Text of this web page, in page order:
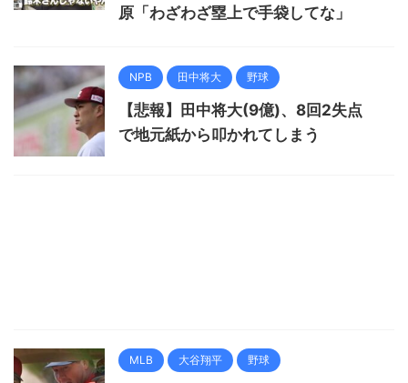
原「わざわざ塁上で手袋してな」
NPB 田中将大 野球
【悲報】田中将大(9億)、8回2失点
で地元紙から叩かれてしまう
MLB 大谷翔平 野球